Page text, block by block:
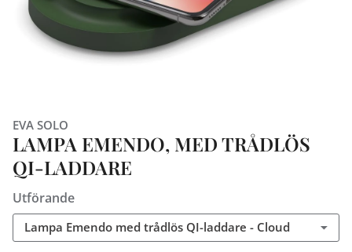
EVA SOLO
LAMPA EMENDO, MED TRÅDLÖS
QI-LADDARE
Utförande
Lampa Emendo med trådlös QI-laddare - Cloud